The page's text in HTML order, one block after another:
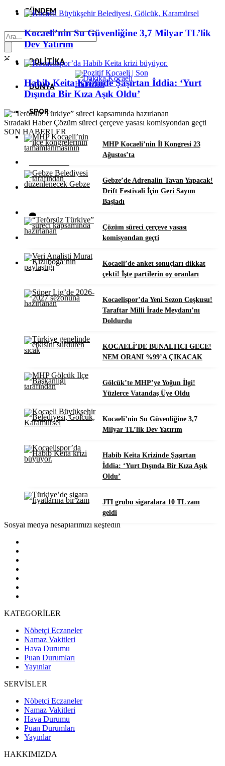
GÜNDEM
EKONOMI
POLITIKA
DÜNYA
SPOR
MAGAZIN
FOTO GALERI
Kocaeli’nin Su Güvenliğine 3,7 Milyar TL’lik
Dev Yatırım
Habib Keita Krizinde Şaşırtan İddia: ‘Yurt
Dışında Bir Kıza Aşık Oldu’
Sıradaki Haber Çözüm süreci çerçeve yasası komisyondan geçti
SON HABERLER
MHP Kocaeli’nin İl Kongresi 23
Ağustos’ta
Gebze’de Adrenalin Tavan Yapacak!
Drift Festivali İçin Geri Sayım
Başladı
Çözüm süreci çerçeve yasası
komisyondan geçti
Kocaeli’de anket sonuçları dikkat
çekti! İşte partilerin oy oranları
Kocaelispor’da Yeni Sezon Coşkusu!
Taraftar Milli İrade Meydanı’nı
Doldurdu
KOCAELİ’DE BUNALTICI GECE!
NEM ORANI %99’A ÇIKACAK
Gölcük’te MHP’ye Yoğun İlgi!
Yüzlerce Vatandaş Üye Oldu
Kocaeli’nin Su Güvenliğine 3,7
Milyar TL’lik Dev Yatırım
Habib Keita Krizinde Şaşırtan
İddia: ‘Yurt Dışında Bir Kıza Aşık
Oldu’
JTI grubu sigaralara 10 TL zam
geldi
Sosyal medya hesaplarımızı keşfedin
KATEGORİLER
Nöbetçi Eczaneler
Namaz Vakitleri
Hava Durumu
Puan Durumları
Yayınlar
SERVİSLER
Nöbetçi Eczaneler
Namaz Vakitleri
Hava Durumu
Puan Durumları
Yayınlar
HAKKIMIZDA